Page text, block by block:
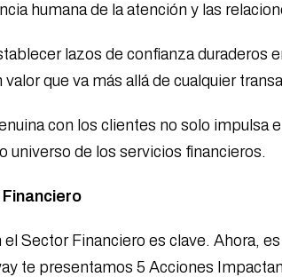
humana de la atención y las
lazos de confianza
que va más allá de cualquier
con los clientes no solo
de los servicios financieros.
Sector Financiero es clave. Ahora,
te presentamos 5 Acciones